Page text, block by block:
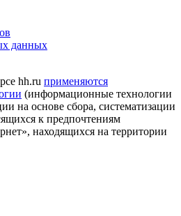
данных
hh.ru применяются
(информационные технологии
на основе сбора, систематизации
к предпочтениям
находящихся на территории